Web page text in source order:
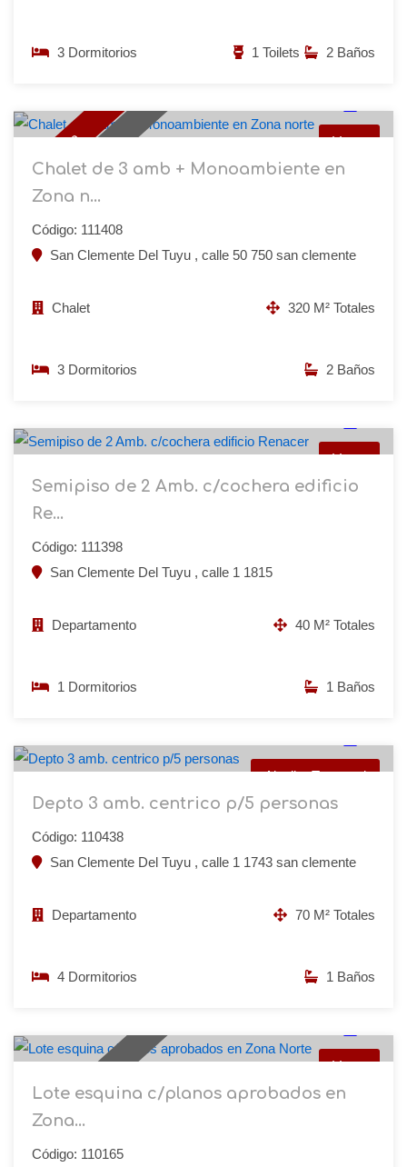
3 Dormitorios 2 Baños
1 Toilets
Vendido
Oportunidad Venta
Chalet de 3 amb + Monoambiente en
Zona n...
Código: 111408
San Clemente Del Tuyu , calle 50 750 san clemente
Chalet 320 M² Totales
3 Dormitorios 2 Baños
Venta
Semipiso de 2 Amb. c/cochera edificio
Re...
Código: 111398
San Clemente Del Tuyu , calle 1 1815
Departamento 40 M² Totales
1 Dormitorios 1 Baños
Alquiler Temporal
Depto 3 amb. centrico p/5 personas
Código: 110438
San Clemente Del Tuyu , calle 1 1743 san clemente
Departamento 70 M² Totales
4 Dormitorios 1 Baños
Nuevo Ingreso Venta
Lote esquina c/planos aprobados en
Zona...
Código: 110165